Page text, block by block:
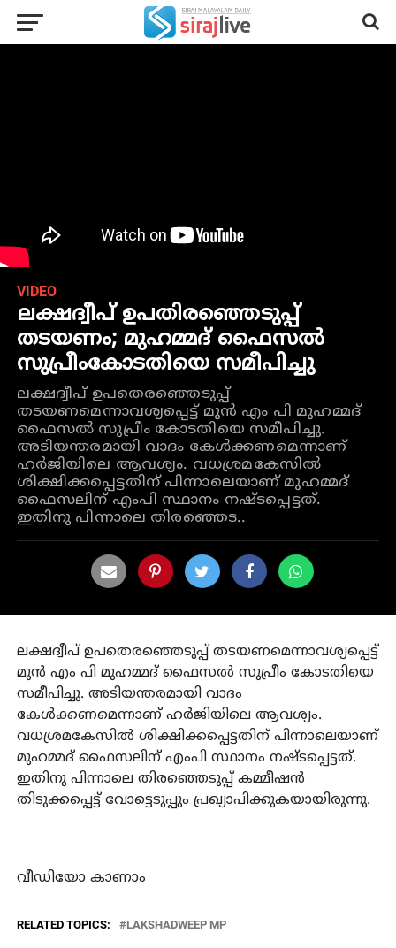
VIDEO
ലക്ഷദ്വീപ് ഉപതിരഞ്ഞെടുപ്പ്
തടയണം; മുഹമ്മദ് ഫൈസൽ
സുപ്രീംകോടതിയെ സമീപിച്ചു
ലക്ഷദ്വീപ് ഉപതെരഞ്ഞെടുപ്പ്
തടയണമെന്നാവശ്യപ്പെട്ട് മുന്‍ എം പി മുഹമ്മദ്
ഫൈസല്‍ സുപ്രീം കോടതിയെ സമീപിച്ചു.
അടിയന്തരമായി വാദം കേള്‍ക്കണമെന്നാണ്
ഹര്‍ജിയിലെ ആവശ്യം. വധശ്രമകേസില്‍
ശിക്ഷിക്കപ്പെട്ടതിന് പിന്നാലെയാണ് മുഹമ്മദ്
ഫൈസലിന് എംപി സ്ഥാനം നഷ്ടപ്പെട്ടത്.
ഇതിനു പിന്നാലെ തിരഞ്ഞെട..
ലക്ഷദ്വീപ് ഉപതെരഞ്ഞെടുപ്പ് തടയണമെന്നാവശ്യപ്പെട്ട്
മുന്‍ എം പി മുഹമ്മദ് ഫൈസല്‍ സുപ്രീം കോടതിയെ
സമീപിച്ചു. അടിയന്തരമായി വാദം
കേള്‍ക്കണമെന്നാണ് ഹര്‍ജിയിലെ ആവശ്യം.
വധശ്രമകേസില്‍ ശിക്ഷിക്കപ്പെട്ടതിന് പിന്നാലെയാണ്
മുഹമ്മദ് ഫൈസലിന് എംപി സ്ഥാനം നഷ്ടപ്പെട്ടത്.
ഇതിനു പിന്നാലെ തിരഞ്ഞെടുപ്പ് കമ്മീഷൻ
തിടുക്കപ്പെട്ട് വോട്ടെടുപ്പും പ്രഖ്യാപിക്കുകയായിരുന്നു.
വീഡിയോ കാണാം
RELATED TOPICS: LAKSHADWEEP MP